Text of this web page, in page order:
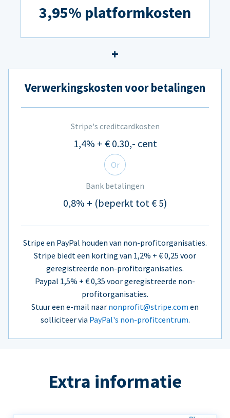
3,95% platformkosten
Verwerkingskosten voor betalingen
Stripe's creditcardkosten
1,4% + € 0.30,- cent
Or
Bank betalingen
0,8% + (beperkt tot € 5)
Stripe en PayPal houden van non-profitorganisaties.
Stripe biedt een korting van 1,2% + € 0,25 voor
geregistreerde non-profitorganisaties.
Paypal 1,5% + € 0,35 voor geregistreerde non-
profitorganisaties.
Stuur een e-mail naar nonprofit@stripe.com en
solliciteer via PayPal's non-profitcentrum.
Extra informatie